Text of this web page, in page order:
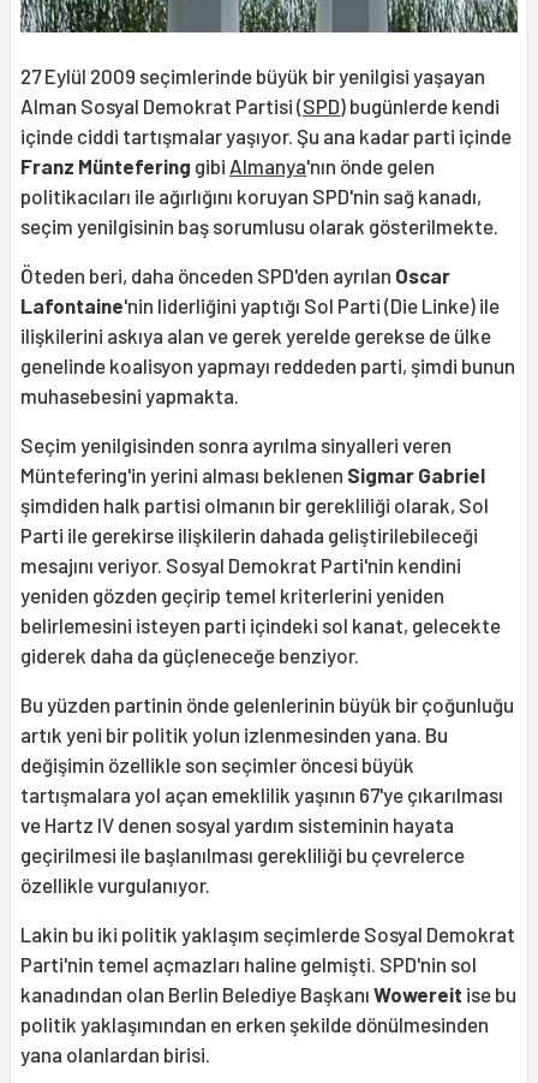
27 Eylül 2009 seçimlerinde büyük bir yenilgisi yaşayan
Alman Sosyal Demokrat Partisi (SPD) bugünlerde kendi
içinde ciddi tartışmalar yaşıyor. Şu ana kadar parti içinde
Franz Müntefering gibi Almanya'nın önde gelen
politikacıları ile ağırlığını koruyan SPD'nin sağ kanadı,
seçim yenilgisinin baş sorumlusu olarak gösterilmekte.
Öteden beri, daha önceden SPD'den ayrılan Oscar
Lafontaine'nin liderliğini yaptığı Sol Parti (Die Linke) ile
ilişkilerini askıya alan ve gerek yerelde gerekse de ülke
genelinde koalisyon yapmayı reddeden parti, şimdi bunun
muhasebesini yapmakta.
Seçim yenilgisinden sonra ayrılma sinyalleri veren
Müntefering'in yerini alması beklenen Sigmar Gabriel
şimdiden halk partisi olmanın bir gerekliliği olarak, Sol
Parti ile gerekirse ilişkilerin dahada geliştirilebileceği
mesajını veriyor. Sosyal Demokrat Parti'nin kendini
yeniden gözden geçirip temel kriterlerini yeniden
belirlemesini isteyen parti içindeki sol kanat, gelecekte
giderek daha da güçleneceğe benziyor.
Bu yüzden partinin önde gelenlerinin büyük bir çoğunluğu
artık yeni bir politik yolun izlenmesinden yana. Bu
değişimin özellikle son seçimler öncesi büyük
tartışmalara yol açan emeklilik yaşının 67'ye çıkarılması
ve Hartz IV denen sosyal yardım sisteminin hayata
geçirilmesi ile başlanılması gerekliliği bu çevrelerce
özellikle vurgulanıyor.
Lakin bu iki politik yaklaşım seçimlerde Sosyal Demokrat
Parti'nin temel açmazları haline gelmişti. SPD'nin sol
kanadından olan Berlin Belediye Başkanı Wowereit ise bu
politik yaklaşımından en erken şekilde dönülmesinden
yana olanlardan birisi.